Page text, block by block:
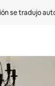
se tradujo